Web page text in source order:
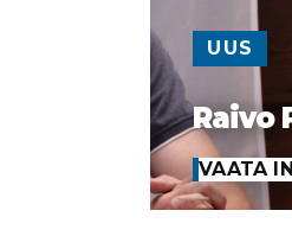
UUS
Raivo
VAATA